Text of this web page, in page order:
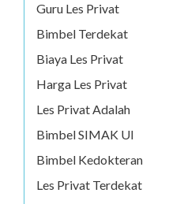
Guru Les Privat
Bimbel Terdekat
Biaya Les Privat
Harga Les Privat
Les Privat Adalah
Bimbel SIMAK UI
Bimbel Kedokteran
Les Privat Terdekat